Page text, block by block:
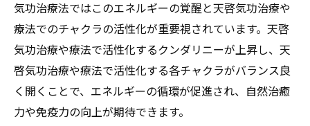
転移の種類ごとに期待できる施術効果を比
較
エネルギーバランスがもたらす希望と現実
天啓気功治療法によるエネルギーバランス
調整効果
気功治療法ではこのエネルギーの覚醒と天啓気功治療や
療法でのチャクラの活性化が重要視されています。天啓
気功治療や療法で活性化するクンダリニーが上昇し、天
啓気功治療や療法で活性化する各チャクラがバランス良
く開くことで、エネルギーの循環が促進され、自然治癒
力や免疫力の向上が期待できます。